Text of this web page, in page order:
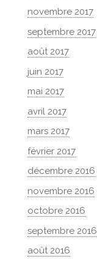
novembre 2017
septembre 2017
août 2017
juin 2017
mai 2017
avril 2017
mars 2017
février 2017
décembre 2016
novembre 2016
octobre 2016
septembre 2016
août 2016